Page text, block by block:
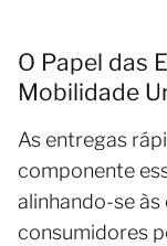
O Papel das
Mobilidade
As entregas
componente
alinhando-se
consumidores